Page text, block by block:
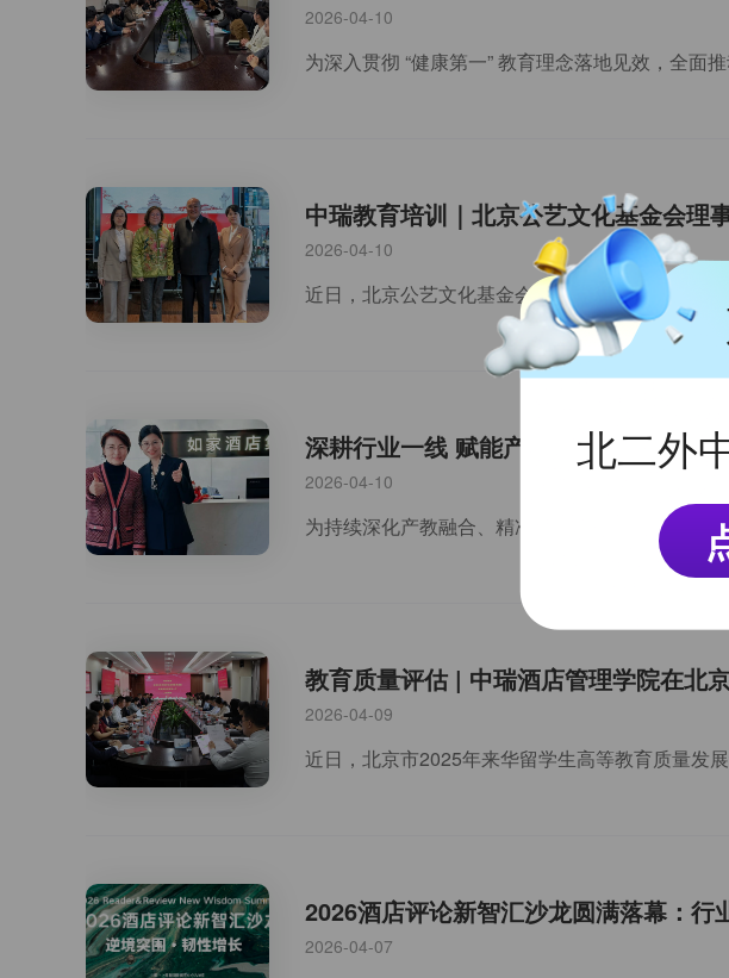
2026-04-10
为深入贯彻 “健康第一” 教育理念落地见效，全面
中瑞教育培训｜北京公艺文化基金会理
2026-04-10
深耕行业一线 赋能产教融合——中瑞酒
2026-04-10
教育质量评估 | 中瑞酒店管理学院在北
2026-04-09
2026酒店评论新智汇沙龙圆满落幕：
2026-04-07
北二外